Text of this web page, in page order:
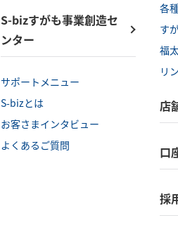
S-bizすがも事業創造セ
ンター
サポートメニュー
S-bizとは
お客さまインタビュー
よくあるご質問
各
す
福
リ
店
口
採